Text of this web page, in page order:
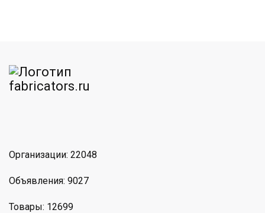
Организации: 22048
Объявления: 9027
Товары: 12699